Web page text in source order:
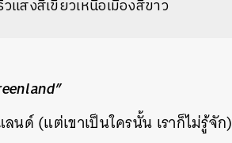
สงสีเขียวเหนือเมืองสีขาว
นด์ (แต่เขาเป็นใครนั้น เราก็ไม่รู้จัก)